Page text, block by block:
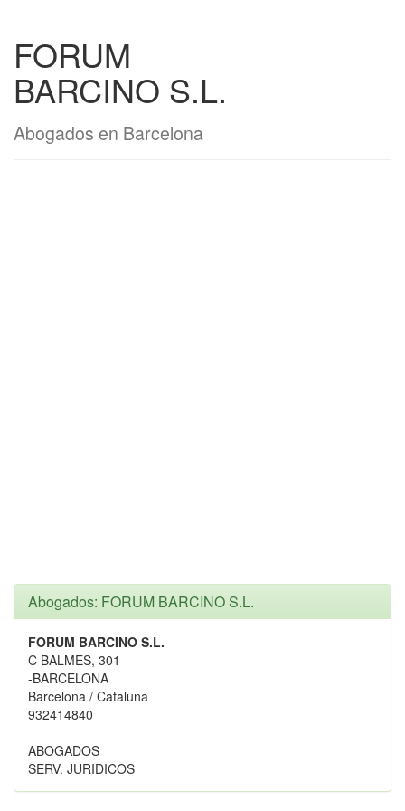
FORUM
BARCINO S.L.
Abogados en Barcelona
Abogados: FORUM BARCINO S.L.
FORUM BARCINO S.L.
C BALMES, 301
-BARCELONA
Barcelona / Cataluna
932414840
ABOGADOS
SERV. JURIDICOS